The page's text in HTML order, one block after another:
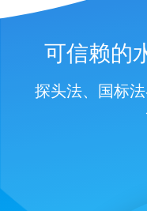
可信赖的
探头法、国标